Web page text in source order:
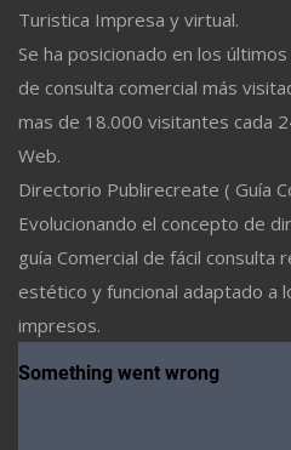
Turistica Impresa y virtual.
Se ha posicionado en los
de consulta comercial más
mas de 18.000 visitantes cada
Web.
Directorio Publirecreate ( Guía
Evolucionando el concepto de
guía Comercial de fácil consulta
estético y funcional adaptado a
impresos.